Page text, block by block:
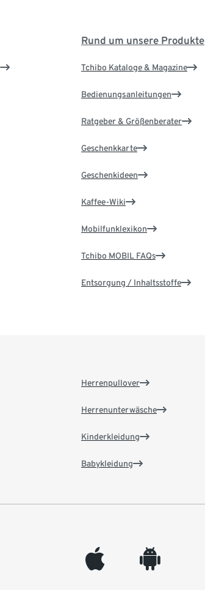
Rund um unsere Produkte
Tchibo Kataloge & Magazine
Bedienungsanleitungen
Ratgeber & Größenberater
Geschenkkarte
Geschenkideen
Kaffee-Wiki
Mobilfunklexikon
Tchibo MOBIL FAQs
Entsorgung / Inhaltsstoffe
Herrenpullover
Herrenunterwäsche
Kinderkleidung
Babykleidung
appleinc android